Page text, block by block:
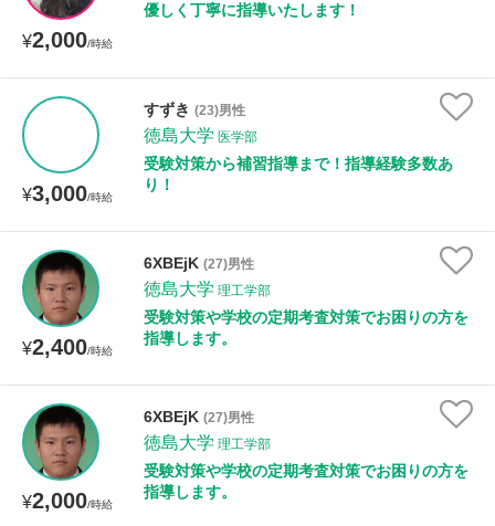
¥2,000/時給
優しく丁寧に指導いたします！
¥3,000/時給
すずき (23)男性
徳島大学 医学部
受験対策から補習指導まで！指導経験多数あ
り！
¥2,400/時給
6XBEjK (27)男性
徳島大学 理工学部
受験対策や学校の定期考査対策でお困りの方を
指導します。
¥2,000/時給
6XBEjK (27)男性
徳島大学 理工学部
受験対策や学校の定期考査対策でお困りの方を
指導します。